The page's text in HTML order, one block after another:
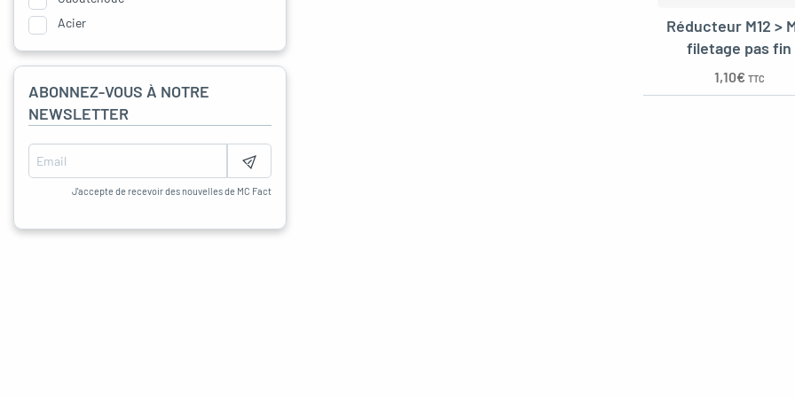
Réducteur M12 >
filetage pas fin
1,10€ TTC
Acier
ABONNEZ-VOUS À NOTRE
NEWSLETTER
J'accepte de recevoir des nouvelles de MC Fact